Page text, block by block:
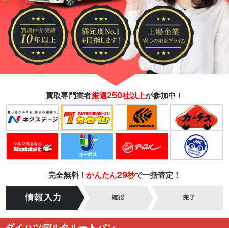
買取専門業者厳選250社以上が参加中！
完全無料！ かんたん29秒で一括査定！